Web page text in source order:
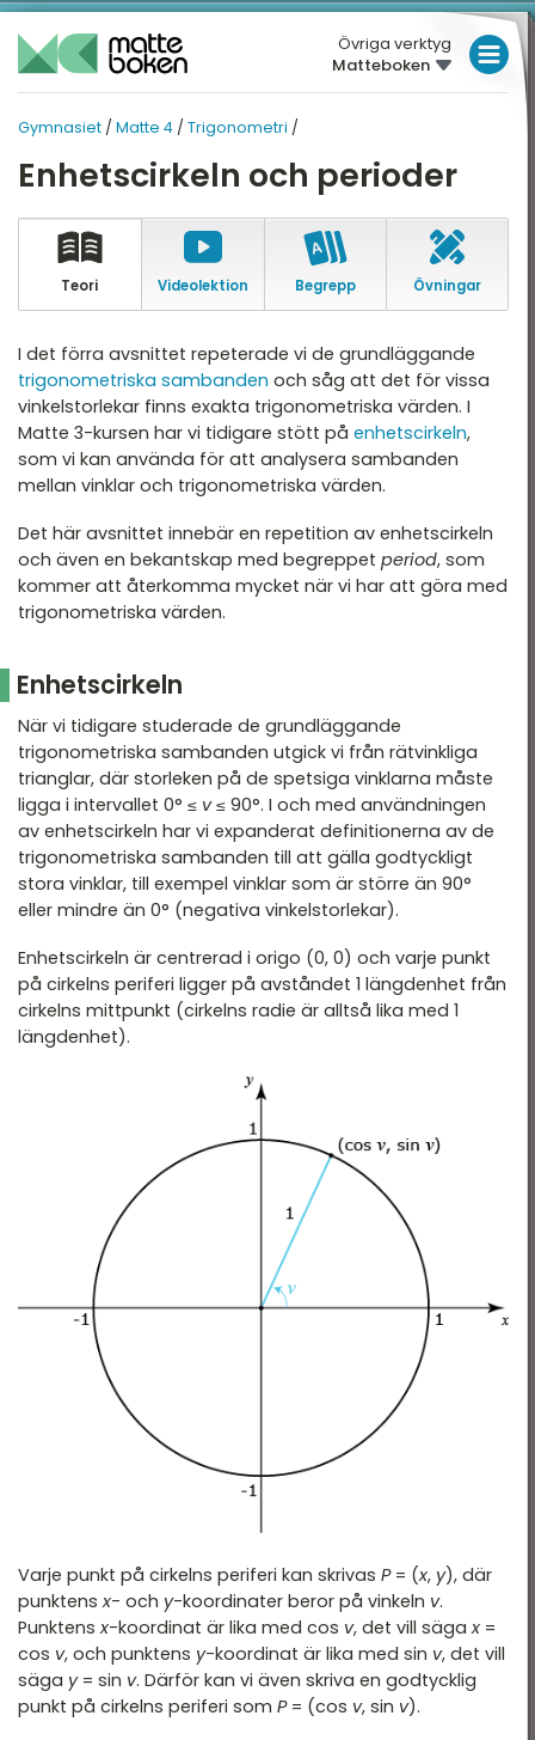
Övriga verktyg
Matteboken
Gymnasiet / Matte 4 / Trigonometri /
Enhetscirkeln och perioder
Teori Video­lektion Begrepp Övningar
I det förra avsnittet repeterade vi de grundläggande
trigonometriska sambanden och såg att det för vissa
vinkelstorlekar finns exakta trigonometriska värden. I
Matte 3-kursen har vi tidigare stött på enhetscirkeln,
som vi kan använda för att analysera sambanden
mellan vinklar och trigonometriska värden.
Det här avsnittet innebär en repetition av enhetscirkeln
och även en bekantskap med begreppet period, som
kommer att återkomma mycket när vi har att göra med
trigonometriska värden.
Enhetscirkeln
När vi tidigare studerade de grundläggande
trigonometriska sambanden utgick vi från rätvinkliga
trianglar, där storleken på de spetsiga vinklarna måste
ligga i intervallet 0° ≤ v≤ 90°. I och med användningen
av enhetscirkeln har vi expanderat definitionerna av de
trigonometriska sambanden till att gälla godtyckligt
stora vinklar, till exempel vinklar som är större än 90°
eller mindre än 0° (negativa vinkelstorlekar).
Enhetscirkeln är centrerad i origo (0, 0) och varje punkt
på cirkelns periferi ligger på avståndet 1 längdenhet från
cirkelns mittpunkt (cirkelns radie är alltså lika med 1
längdenhet).
Varje punkt på cirkelns periferi kan skrivas P= (x, y), där
punktensx- och y-koordinater beror på vinkeln v.
Punktensx-koordinat är lika med cos v, det vill sägax =
cos v, och punktens y-koordinat är lika med sin v, det vill
säga y= sin v. Därför kan vi även skriva en godtycklig
punkt på cirkelns periferi som P= (cos v, sin v).
LÅGSTADIET
MELLANSTADIET
HÖGSTADIET
GYMNASIET
Översikt
4
MATTE 4
Översikt
Trigonometri
Skissa grafer och
asymptoter
Integraler och
tillämpningar
Nationella prov
5
HÖGSKOLEPROV
MATTE PÅ LÄTT SV
KUL MED MATTE